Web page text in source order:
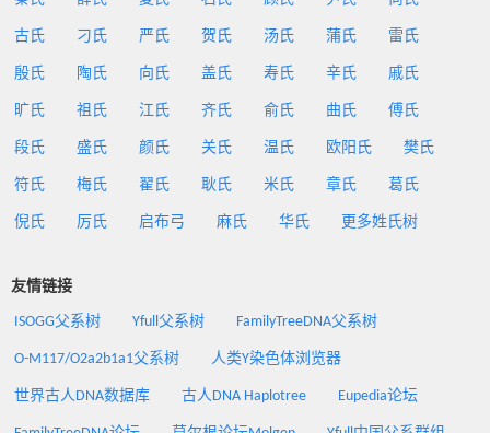
古氏 刁氏 严氏 贺氏 汤氏 蒲氏 雷氏
殷氏 陶氏 向氏 盖氏 寿氏 辛氏 戚氏
旷氏 祖氏 江氏 齐氏 俞氏 曲氏 傅氏
段氏 盛氏 颜氏 关氏 温氏 欧阳氏 樊氏
符氏 梅氏 翟氏 耿氏 米氏 章氏 葛氏
倪氏 厉氏 启布弓 麻氏 华氏 更多姓氏树
友情链接
ISOGG父系树 Yfull父系树 FamilyTreeDNA父系树
O-M117/O2a2b1a1父系树 人类Y染色体浏览器
世界古人DNA数据库 古人DNA Haplotree Eupedia论坛